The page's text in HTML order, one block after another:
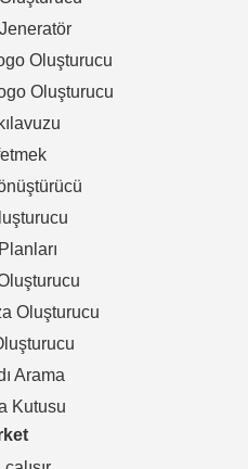
Oluşturucu
Oluşturucu
Oluşturucu
Arama
Kutusu